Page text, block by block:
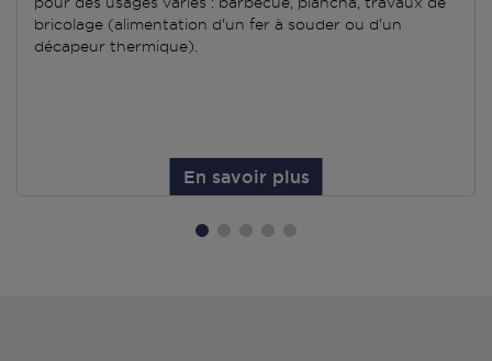
bricolage (alimentation d'un fer à souder ou d'un
décapeur thermique).
En savoir plus